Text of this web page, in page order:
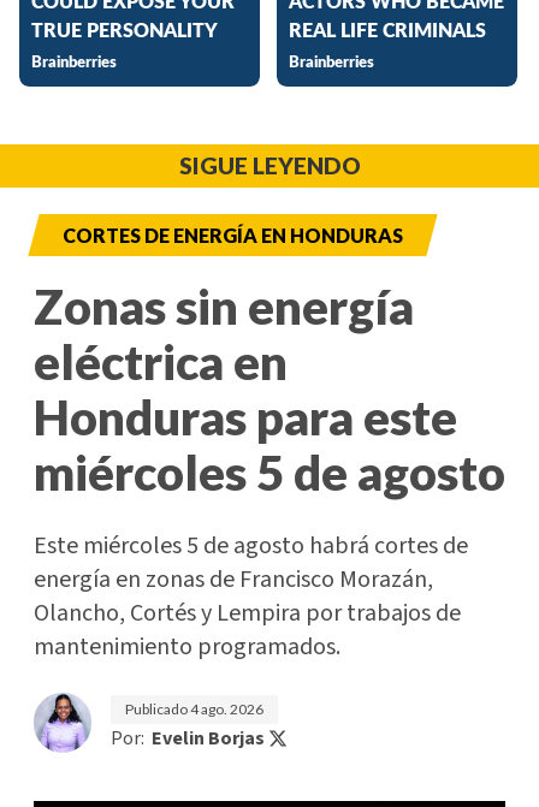
SIGUE LEYENDO
CORTES DE ENERGÍA EN HONDURAS
Zonas sin energía
eléctrica en
Honduras para este
miércoles 5 de agosto
Este miércoles 5 de agosto habrá cortes de
energía en zonas de Francisco Morazán,
Olancho, Cortés y Lempira por trabajos de
mantenimiento programados.
Publicado4 ago. 2026
Por: Evelin Borjas